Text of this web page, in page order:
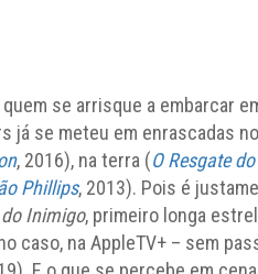
se arrisque a embarcar
já se meteu em enrascadas
, 2016), na terra (O Resgate
Phillips, 2013). Pois é
Inimigo, primeiro longa
caso, na AppleTV+ – sem